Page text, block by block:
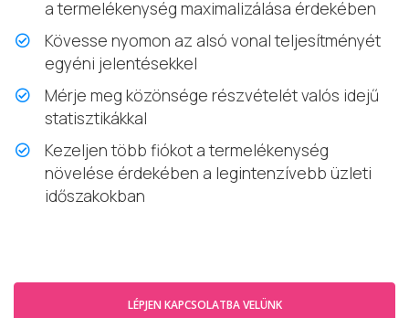
a termelékenység maximalizálása érdekében
Kövesse nyomon az alsó vonal teljesítményét
egyéni jelentésekkel
Mérje meg közönsége részvételét valós idejű
statisztikákkal
Kezeljen több fiókot a termelékenység
növelése érdekében a legintenzívebb üzleti
időszakokban
LÉPJEN KAPCSOLATBA VELÜNK